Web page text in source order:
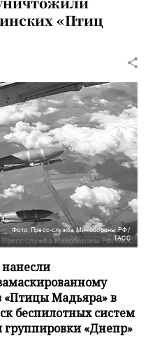
«Птиц
Фото: Пресс-служба Минобороны РФ/
ТАСС
«Птицы Мадьяра» в
беспилотных систем
«Днепр»